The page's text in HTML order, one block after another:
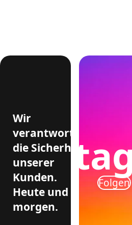
Wir
verantworten
die Sicherheit
unserer
Kunden.
Heute und
morgen.
Folgen